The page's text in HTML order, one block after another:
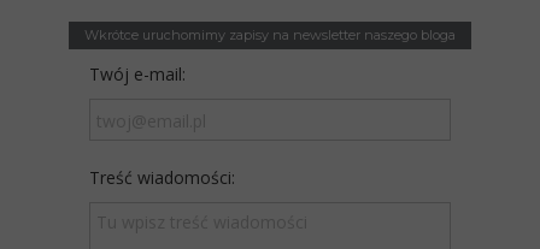
Wkrótce uruchomimy zapisy na newsletter naszego bloga
Twój e-mail:
Treść wiadomości: